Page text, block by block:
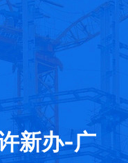
新办-广